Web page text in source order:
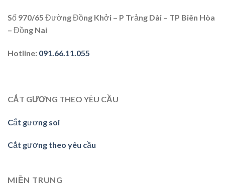
Số 970/65 Đường Đồng Khởi – P Trảng Dài – TP Biên Hòa
– Đồng Nai
Hotline: 091.66.11.055
CẮT GƯƠNG THEO YÊU CẦU
Cắt gương soi
Cắt gương theo yêu cầu
MIỀN TRUNG